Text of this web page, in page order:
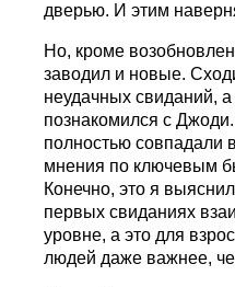
дверью. И этим
Но, кроме
заводил и новые.
неудачных свиданий,
познакомился с
полностью совпадали
мнения по ключевым
Конечно, это я
первых свиданиях
уровне, а это для
людей даже важнее,